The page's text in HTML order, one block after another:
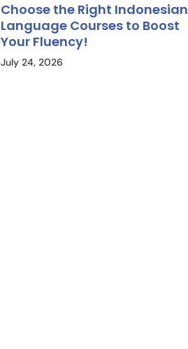
Choose the Right Indonesian
Language Courses to Boost
Your Fluency!
July 24, 2026